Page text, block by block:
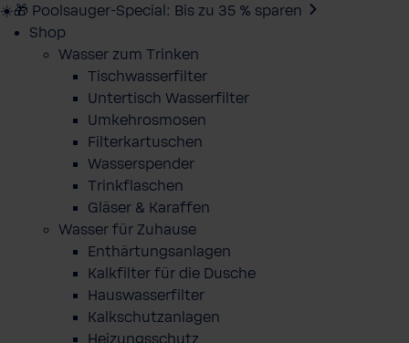
☀️🎁 Poolsauger-Special: Bis zu 35 % sparen
Shop
Wasser zum Trinken
Tischwasserfilter
Untertisch Wasserfilter
Umkehrosmosen
Filterkartuschen
Wasserspender
Trinkflaschen
Gläser & Karaffen
Wasser für Zuhause
Enthärtungsanlagen
Kalkfilter für die Dusche
Hauswasserfilter
Kalkschutzanlagen
Heizungsschutz